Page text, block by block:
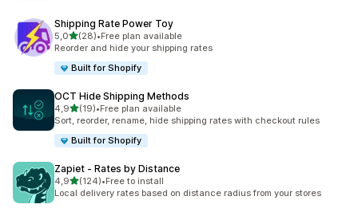
Shipping Rate Power Toy
5,0av 5 stjerner
(28)
Totalt 28 omtaler
•Free plan available
Reorder and hide your shipping rates
Built for Shopify
OCT Hide Shipping Methods
4,9av 5 stjerner
(19)
Totalt 19 omtaler
•Free plan available
Sort, reorder, rename, hide shipping rates with checkout rules
Built for Shopify
Zapiet ‑ Rates by Distance
4,9av 5 stjerner
(124)
Totalt 124 omtaler
•Free to install
Local delivery rates based on distance radius from your stores